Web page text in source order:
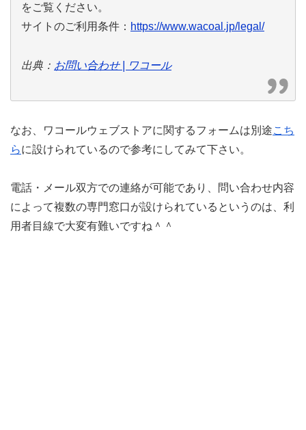
をご覧ください。
サイトのご利用条件： https://www.wacoal.jp/legal/
出典： お問い合わせ | ワコール
なお、ワコールウェブストアに関するフォームは別途こち
らに設けられているので参考にしてみて下さい。
電話・メール双方での連絡が可能であり、問い合わせ内容
によって複数の専門窓口が設けられているというのは、利
用者目線で大変有難いですね＾＾